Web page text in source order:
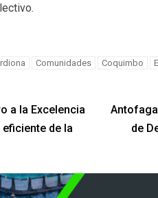
Comunidades Coquimbo
a la Excelencia
de la
de